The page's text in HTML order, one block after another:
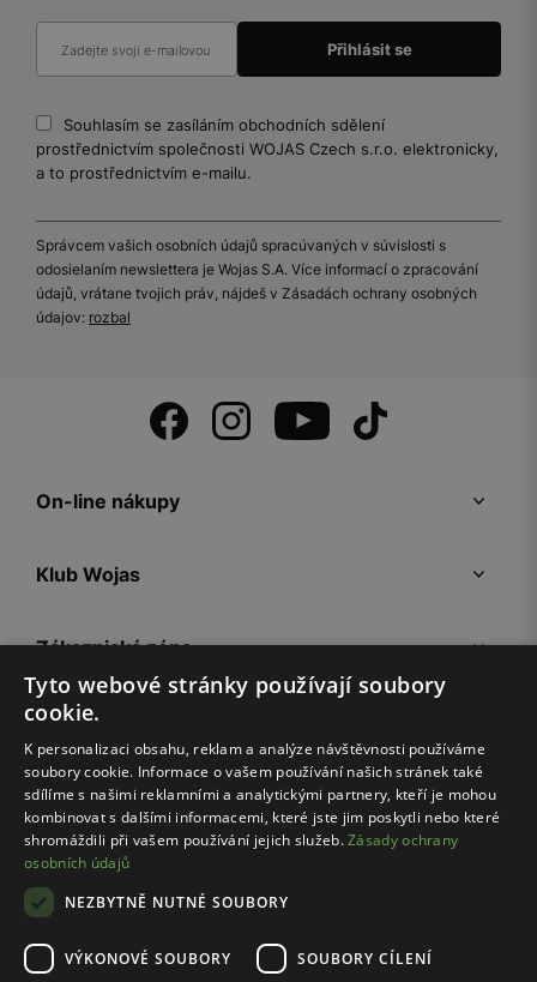
Souhlasím se zasíláním obchodních sdělení
prostřednictvím společnosti WOJAS Czech s.r.o. elektronicky,
a to prostřednictvím e-mailu.
Správcem vašich osobních údajů spracúvaných v súvislosti s
odosielaním newslettera je Wojas S.A. Více informací o zpracování
údajů, vrátane tvojich práv, nájdeš v Zásadách ochrany osobných
údajov: rozbal
On-line nákupy
Klub Wojas
Zákaznická zóna
Společnost Wojas
Rady
Tyto webové stránky používají soubory
cookie.
K personalizaci obsahu, reklam a analýze návštěvnosti používáme
soubory cookie. Informace o vašem používání našich stránek také
sdílíme s našimi reklamními a analytickými partnery, kteří je mohou
kombinovat s dalšími informacemi, které jste jim poskytli nebo které
shromáždili při vašem používání jejich služeb.Zásady ochrany
osobních údajů
NEZBYTNĚ NUTNÉ SOUBORY
VÝKONOVÉ SOUBORY SOUBORY CÍLENÍ